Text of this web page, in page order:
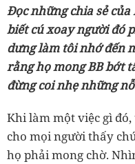
Đọc những chia sẻ
biết cú xoay người đó
dưng làm tôi nhớ đến
rằng họ mong BB bớt
đừng coi nhẹ những
Khi làm một việc gì
cho mọi người thấy
họ phải mong chờ.